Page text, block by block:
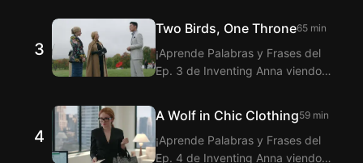
ofrece la traducción de los
Diálogos del Ep. 2 de Inventing
Anna con la función de subtítulos
3
Two Birds, One Throne65 min
¡Aprende Palabras y Frases del
Ep. 3 de Inventing Anna viendo
ofrece la traducción de los
Diálogos del Ep. 3 de Inventing
Anna con la función de subtítulos
4
A Wolf in Chic Clothing59 min
¡Aprende Palabras y Frases del
Ep. 4 de Inventing Anna viendo